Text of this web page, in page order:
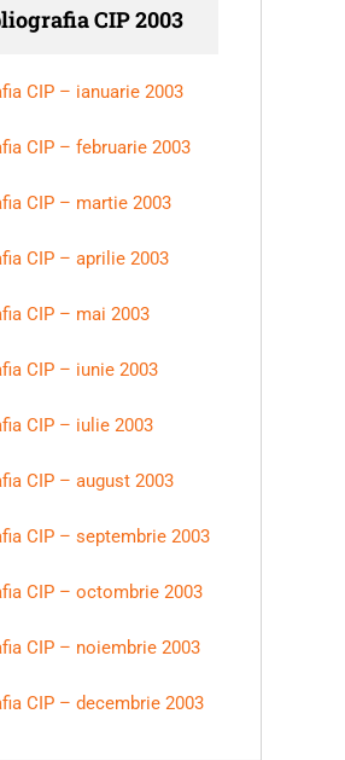
CIP 2003
CIP – ianuarie 2003
CIP – februarie 2003
CIP – martie 2003
CIP – aprilie 2003
CIP – mai 2003
CIP – iunie 2003
CIP – iulie 2003
CIP – august 2003
CIP – septembrie 2003
CIP – octombrie 2003
CIP – noiembrie 2003
CIP – decembrie 2003